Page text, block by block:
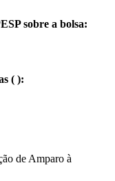
sobre a bolsa:
( ):
de Amparo à